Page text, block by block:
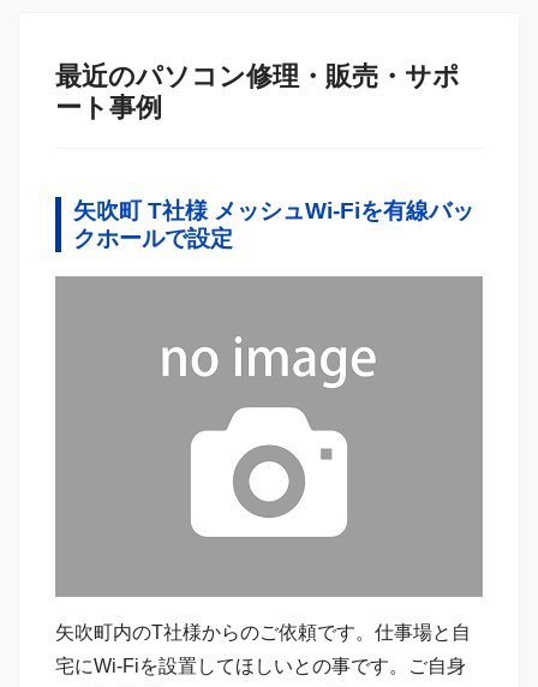
最近のパソコン修理・販売・サポ
ート事例
矢吹町 T社様 メッシュWi-Fiを有線バッ
クホールで設定
矢吹町内のT社様からのご依頼です。仕事場と自
宅にWi-Fiを設置してほしいとの事です。ご自身